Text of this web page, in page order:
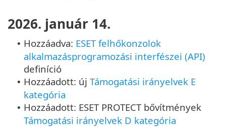
2026. január 14.
• Hozzáadva: ESET felhőkonzolok
alkalmazásprogramozási interfészei (API)
definíció
• Hozzáadott: új Támogatási irányelvek E
kategória
• Hozzáadott: ESET PROTECT bővítmények
Támogatási irányelvek D kategória